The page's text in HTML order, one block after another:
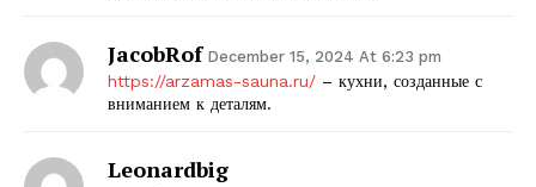
JacobRof December 15, 2024 At 6:23 pm
https://arzamas-sauna.ru/ – кухни, созданные с
вниманием к деталям.
Leonardbig